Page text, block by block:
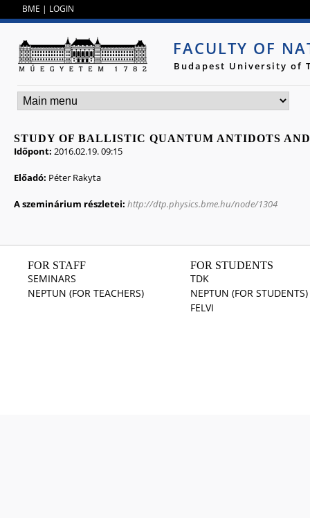
BME | LOGIN
FACULTY OF
Budapest University of
STUDY OF BALLISTIC QUANTUM ANTIDOTS
Időpont: 2016.02.19. 09:15
Előadó: Péter Rakyta
A szeminárium részletei: http://dtp.physics.bme.hu/node/1304
FOR STAFF
SEMINARS
NEPTUN (FOR TEACHERS)
FOR STUDENTS
TDK
NEPTUN (FOR STUDENTS)
FELVI